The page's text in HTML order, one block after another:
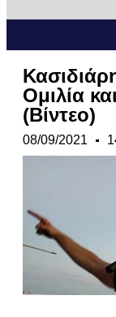
Ομιλία
(Βίντεο)
08/09/2021